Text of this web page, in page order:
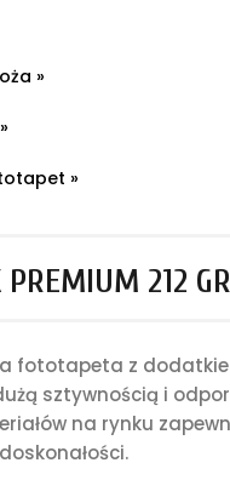
»
»
PREMIUM 212
fototapeta z
sztywnością i
na rynku